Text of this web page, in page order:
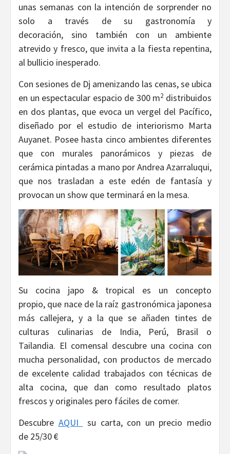
unas semanas con la intención de sorprender no
solo a través de su gastronomía y
decoración, sino también con un ambiente
atrevido y fresco, que invita a la fiesta repentina,
al bullicio inesperado.
Con sesiones de Dj amenizando las cenas, se ubica
en un espectacular espacio de 300 m2 distribuidos
en dos plantas, que evoca un vergel del Pacífico,
diseñado por el estudio de interiorismo Marta
Auyanet. Posee hasta cinco ambientes diferentes
que con murales panorámicos y piezas de
cerámica pintadas a mano por Andrea Azarraluqui,
que nos trasladan a este edén de fantasía y
provocan un show que terminará en la mesa.
Su cocina japo & tropical es un concepto
propio, que nace de la raíz gastronómica japonesa
más callejera, y a la que se añaden tintes de
culturas culinarias de India, Perú, Brasil o
Tailandia. El comensal descubre una cocina con
mucha personalidad, con productos de mercado
de excelente calidad trabajados con técnicas de
alta cocina, que dan como resultado platos
frescos y originales pero fáciles de comer.
Descubre AQUI
su carta, con un precio medio
de 25/30 €